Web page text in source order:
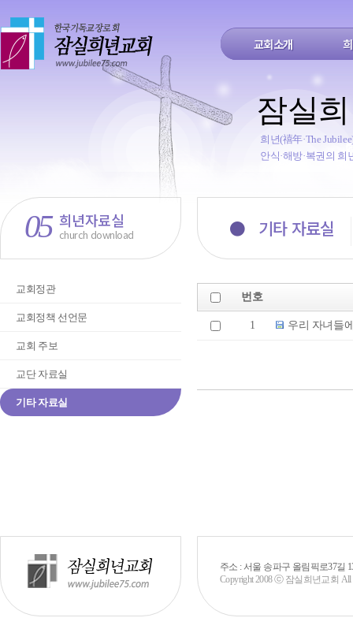
교회소개
잠실
희년(禧年·The
안식·해방·복권의
05 희년자료실
church download
교회정관
교회정책 선언문
교회 주보
교단 자료실
기타 자료실
● 기타 자료실
번호
1 우리 자녀들
주소 : 서울 송파구 올림픽로37길
Copyright 2008 ⓒ 잠실희년교회 All